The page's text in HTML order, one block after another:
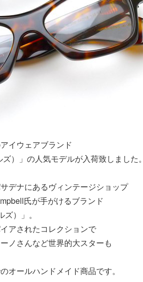
イウェアブランド
）」の人気モデルが入荷致しました。
デナにあるヴィンテージショップ
氏が手がけるブランド
）」。
アされたコレクションで
ノさんなど世界的大スターも
オールハンドメイド商品です。